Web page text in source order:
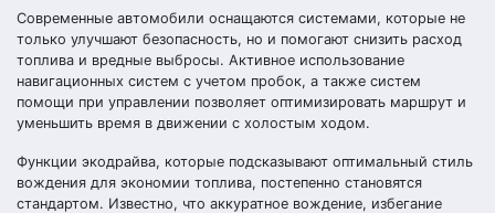
Современные автомобили оснащаются системами, которые не
только улучшают безопасность, но и помогают снизить расход
топлива и вредные выбросы. Активное использование
навигационных систем с учетом пробок, а также систем
помощи при управлении позволяет оптимизировать маршрут и
уменьшить время в движении с холостым ходом.
Функции экодрайва, которые подсказывают оптимальный стиль
вождения для экономии топлива, постепенно становятся
стандартом. Известно, что аккуратное вождение, избегание